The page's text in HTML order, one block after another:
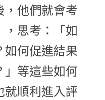
，他們就會考
思考：「如
如何促進結果
」等這些如何
順利進入評